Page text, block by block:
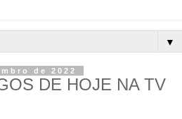
▼
de 2022
DE HOJE NA TV